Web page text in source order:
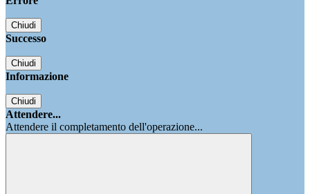
Chiudi
Successo
Chiudi
Informazione
Chiudi
Attendere...
Attendere il completamento dell'operazione...